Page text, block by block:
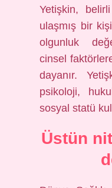
Yetişkin,
ulaşmış bir
olgunluk
cinsel
dayanır.
psikoloji,
sosyal statü
Üstün